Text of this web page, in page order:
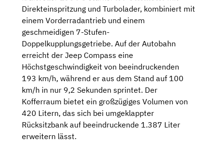
Direkteinspritzung und Turbolader, kombiniert mit
einem Vorderradantrieb und einem
geschmeidigen 7-Stufen-
Doppelkupplungsgetriebe. Auf der Autobahn
erreicht der Jeep Compass eine
Höchstgeschwindigkeit von beeindruckenden
193 km/h, während er aus dem Stand auf 100
km/h in nur 9,2 Sekunden sprintet. Der
Kofferraum bietet ein großzügiges Volumen von
420 Litern, das sich bei umgeklappter
Rücksitzbank auf beeindruckende 1.387 Liter
erweitern lässt.